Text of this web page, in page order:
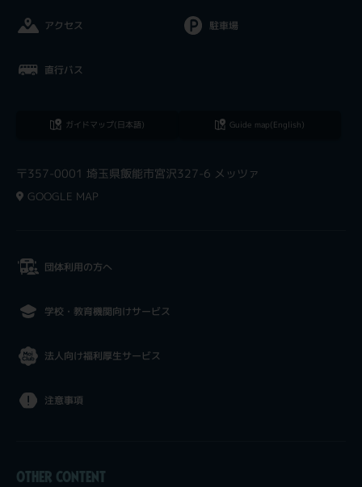
アクセス
直行バス
駐車場
ガイドマップ(日本語) Guide map(English)
〒357-0001 埼玉県飯能市宮沢327-6 メッツァ
GOOGLE MAP
団体利用の方へ
学校・教育機関向けサービス
法人向け福利厚生サービス
注意事項
OTHER CONTENT